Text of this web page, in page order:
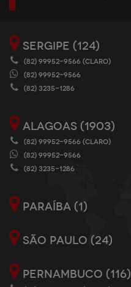
SERGIPE (124)
(82) 99952-9566 (CLARO)
(82) 99952-9566
(82) 3235-1286
ALAGOAS (1903)
(82) 99952-9566 (CLARO)
(82) 99952-9566
(82) 3235-1286
PARAÍBA (1)
SÃO PAULO (24)
PERNAMBUCO (116)